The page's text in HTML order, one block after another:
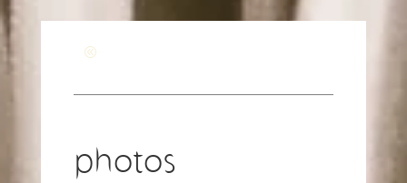
photos